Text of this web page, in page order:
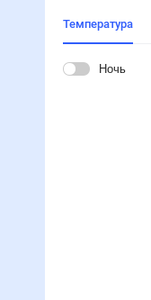
Температура
Ночь